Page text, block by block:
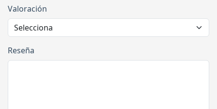
Valoración
Reseña